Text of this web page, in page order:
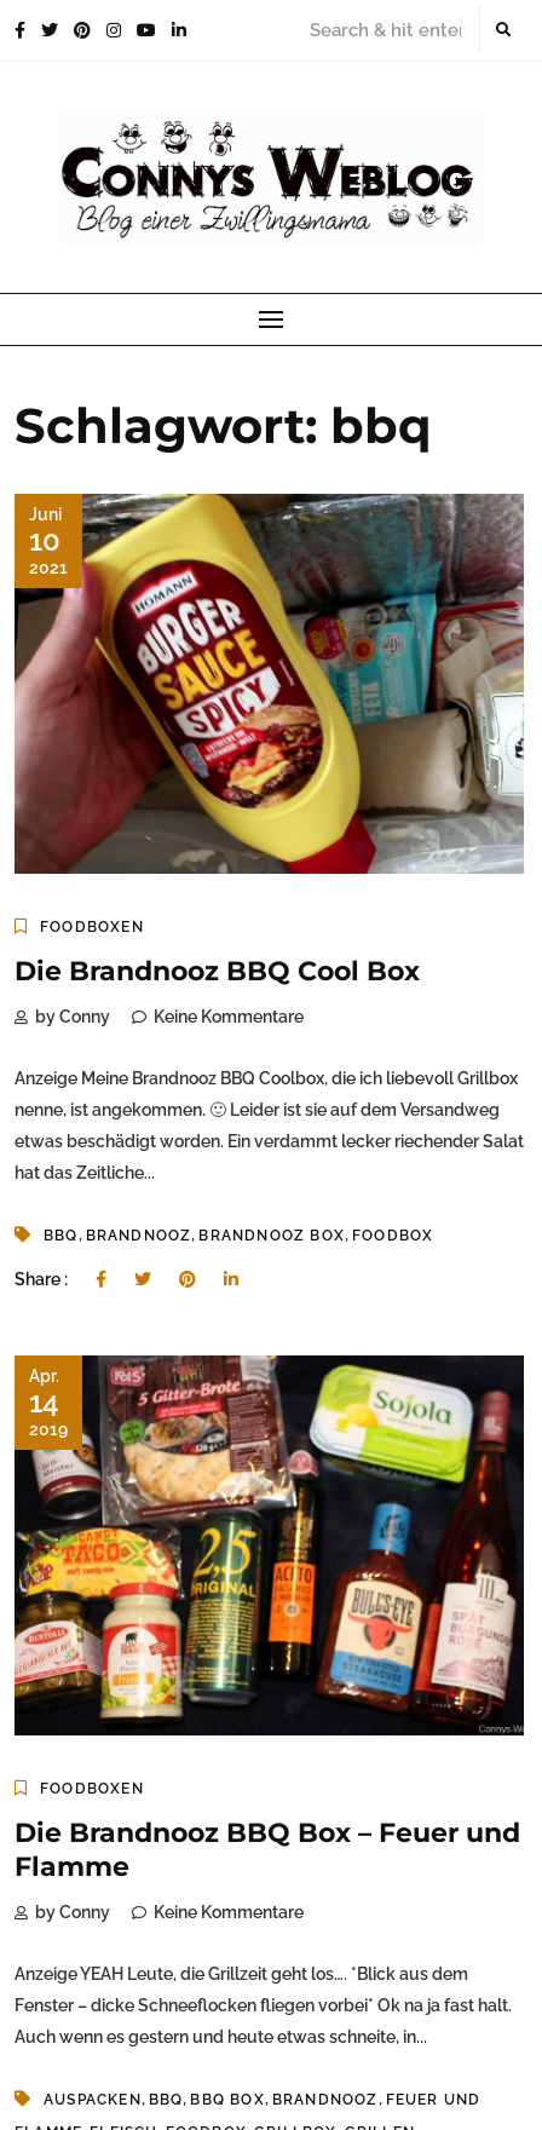
Schlagwort: bbq
Juni
10
2021
FOODBOXEN
Die Brandnooz BBQ Cool Box
by Conny Keine Kommentare
Anzeige Meine Brandnooz BBQ Coolbox, die ich liebevoll Grillbox
nenne, ist angekommen. 🙂 Leider ist sie auf dem Versandweg
etwas beschädigt worden. Ein verdammt lecker riechender Salat
hat das Zeitliche...
BBQ, BRANDNOOZ, BRANDNOOZ BOX, FOODBOX
Share :
Apr.
14
2019
FOODBOXEN
Die Brandnooz BBQ Box – Feuer und
Flamme
by Conny Keine Kommentare
Anzeige YEAH Leute, die Grillzeit geht los…. *Blick aus dem
Fenster – dicke Schneeflocken fliegen vorbei* Ok na ja fast halt.
Auch wenn es gestern und heute etwas schneite, in...
AUSPACKEN , BBQ, BBQ BOX, BRANDNOOZ, FEUER UND